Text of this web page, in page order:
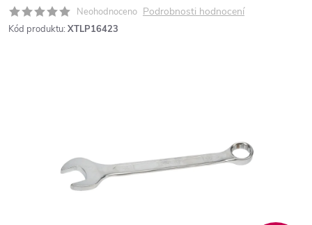
Neohodnoceno Podrobnosti hodnocení
Kód produktu: XTLP16423